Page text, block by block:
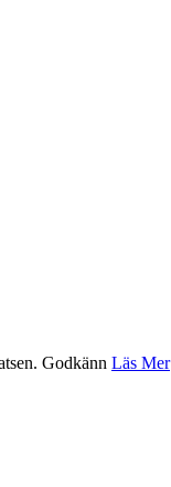
Godkänn Läs Mer